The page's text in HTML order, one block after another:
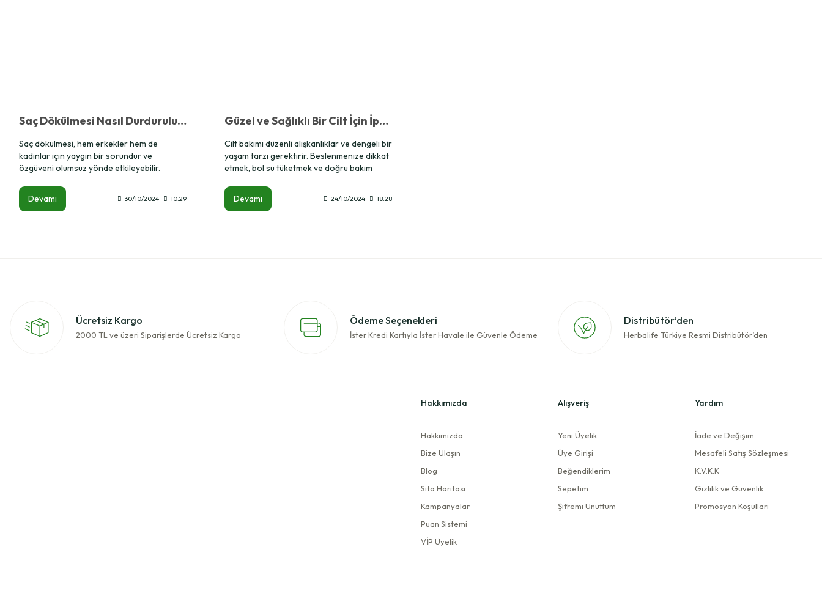
Saç Dökülmesi Nasıl Durdurulur? Etkili Yöntemler ve Öneriler
Saç dökülmesi, hem erkekler hem de
kadınlar için yaygın bir sorundur ve
özgüveni olumsuz yönde etkileyebilir.
yaşam tarzına kadar pek çok farklı sebep
bu sorunun kaynağı olabilir. Peki, saç
Devamı 30/10/2024 10:29
Güzel ve Sağlıklı Bir Cilt İçin İpuçları
Cilt bakımı düzenli alışkanlıklar ve dengeli bir
yaşam tarzı gerektirir. Beslenmenize dikkat
etmek, bol su tüketmek ve doğru bakım
Ayrıca doğal kürlerle cildinizi dışarıdan da
besleyerek daha parlak bir görünüme
Devamı 24/10/2024 18:28
Ücretsiz Kargo
2000 TL ve üzeri Siparişlerde Ücretsiz Kargo
Ödeme Seçenekleri
İster Kredi Kartıyla İster Havale ile Güvenle Ödeme
Distribütör’den
Herbalife Türkiye Resmi Distribütör’den
Hakkımızda
Hakkımızda
Bize Ulaşın
Blog
Sita Haritası
Kampanyalar
Puan Sistemi
VİP Üyelik
Alışveriş
Yeni Üyelik
Üye Girişi
Beğendiklerim
Sepetim
Şifremi Unuttum
Yardım
İade ve Değişim
Mesafeli Satış Sözleşmesi
K.V.K.K
Gizlilik ve Güvenlik
Promosyon Koşulları